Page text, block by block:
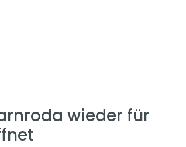
wieder für